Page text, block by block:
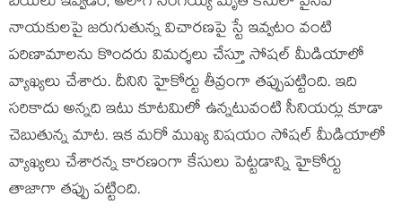
నాయకులపై జరుగుతున్న విచారణపై స్టే ఇవ్వటం వంటి
పరిణామాలను కొందరు విమర్శలు చేస్తూ సోషల్ మీడియాలో
వ్యాఖ్యలు చేశారు. దీనిని హైకోర్టు తీవ్రంగా తప్పుపట్టింది. ఇది
సరికాదు అన్నది ఇటు కూటమిలో ఉన్నటువంటి సీనియర్లు కూడా
చెబుతున్న మాట. ఇక మరో ముఖ్య విషయం సోషల్ మీడియాలో
వ్యాఖ్యలు చేశారన్న కారణంగా కేసులు పెట్టడాన్ని హైకోర్టు
తాజాగా తప్పు పట్టింది.